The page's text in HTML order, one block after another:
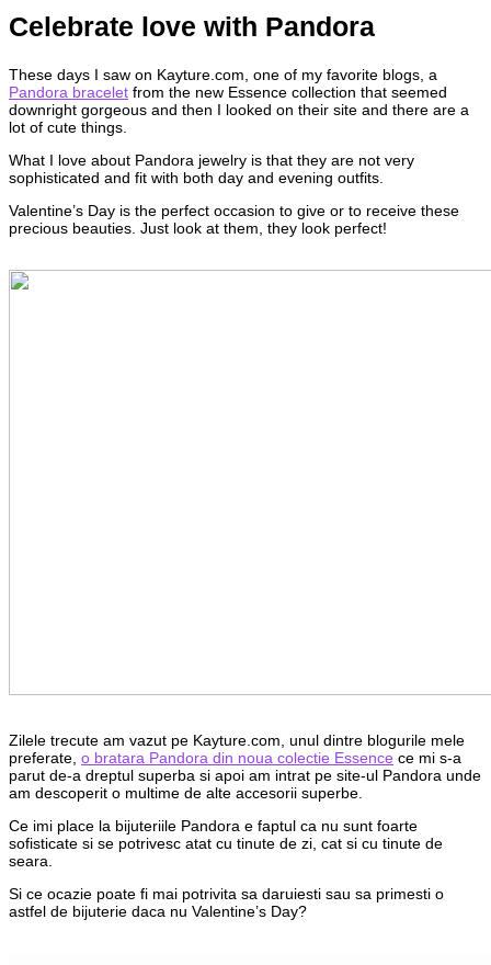
Celebrate love with Pandora
These days I saw on Kayture.com, one of my favorite blogs, a
Pandora bracelet from the new Essence collection that seemed
downright gorgeous and then I looked on their site and there are a
lot of cute things.
What I love about Pandora jewelry is that they are not very
sophisticated and fit with both day and evening outfits.
Valentine’s Day is the perfect occasion to give or to receive these
precious beauties. Just look at them, they look perfect!
Zilele trecute am vazut pe Kayture.com, unul dintre blogurile mele
preferate, o bratara Pandora din noua colectie Essence ce mi s-a
parut de-a dreptul superba si apoi am intrat pe site-ul Pandora unde
am descoperit o multime de alte accesorii superbe.
Ce imi place la bijuteriile Pandora e faptul ca nu sunt foarte
sofisticate si se potrivesc atat cu tinute de zi, cat si cu tinute de
seara.
Si ce ocazie poate fi mai potrivita sa daruiesti sau sa primesti o
astfel de bijuterie daca nu Valentine’s Day?